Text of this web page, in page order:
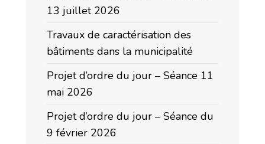
13 juillet 2026
Travaux de caractérisation des
bâtiments dans la municipalité
Projet d’ordre du jour – Séance 11
mai 2026
Projet d’ordre du jour – Séance du
9 février 2026